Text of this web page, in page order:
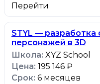
Перейти
STYL — разработка
персонажей в 3D
XYZ School
195 146 ₽
6 месяцев